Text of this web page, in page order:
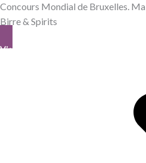
Concours Mondial de Bruxelles.
Birre & Spirits
View All